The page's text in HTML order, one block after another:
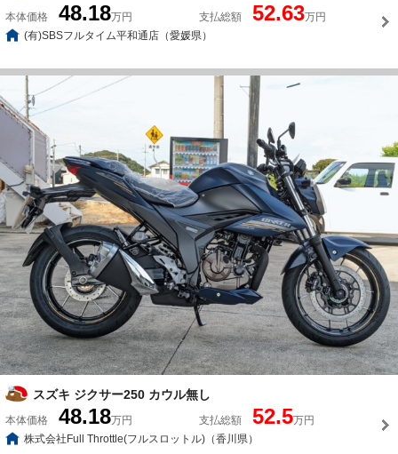
本体価格 48.18万円 支払総額 52.63万円
(有)SBSフルタイム平和通店（愛媛県）
スズキ ジクサー250 カウル無し
本体価格 48.18万円 支払総額 52.5万円
株式会社Full Throttle(フルスロットル)（香川県）